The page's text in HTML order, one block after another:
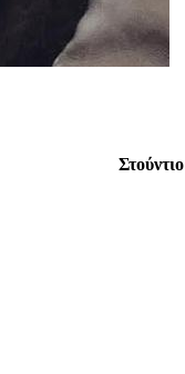
Στούντιο